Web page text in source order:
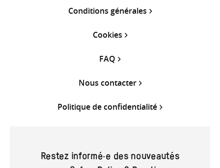
Conditions générales
Cookies
FAQ
Nous contacter
Politique de confidentialité
Restez informé·e des nouveautés